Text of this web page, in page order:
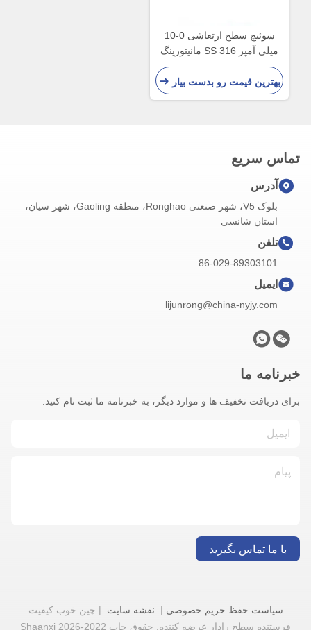
سوئیچ سطح ارتعاشی 0-10
میلی آمپر SS 316 مانیتورینگ
مایع 24VDC
بهترین قیمت رو بدست بیار
تماس سریع
آدرس
بلوک V5، شهر صنعتی Ronghao، منطقه Gaoling، شهر سیان،
استان شانسی
تلفن
86-029-89303101
ایمیل
lijunrong@china-nyjy.com
خبرنامه ما
برای دریافت تخفیف ها و موارد دیگر، به خبرنامه ما ثبت نام کنید.
با ما تماس بگیرید
سیاست حفظ حریم خصوصی | نقشه سایت| چین خوب کیفیت
فرستنده سطح رادار عرضه کننده. حقوق چاپ 2022-2026 Shaanxi